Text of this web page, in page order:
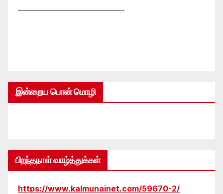
—————————————-
இன்றைய பொன் மொழி
பிறந்தநாள் வாழ்த்துக்கள்
https://www.kalmunainet.com/59670-2/